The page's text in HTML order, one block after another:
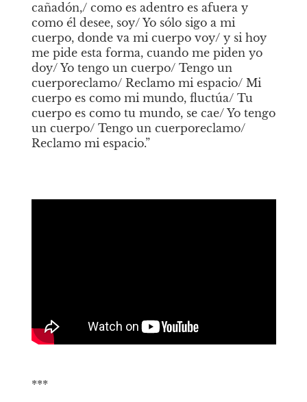
cañadón,/ como es adentro es afuera y
como él desee, soy/ Yo sólo sigo a mi
cuerpo, donde va mi cuerpo voy/ y si hoy
me pide esta forma, cuando me piden yo
doy/ Yo tengo un cuerpo/ Tengo un
cuerporeclamo/ Reclamo mi espacio/ Mi
cuerpo es como mi mundo, fluctúa/ Tu
cuerpo es como tu mundo, se cae/ Yo tengo
un cuerpo/ Tengo un cuerporeclamo/
Reclamo mi espacio.”
***